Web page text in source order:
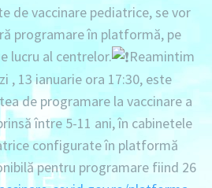
de vaccinare pediatrice, se vor
programare în platformă, pe
lucru al centrelor.
Reamintim
, 13 ianuarie ora 17:30, este
de programare la vaccinare a
între 5-11 ani, în cabinetele
configurate în platformă
pentru programare fiind 26